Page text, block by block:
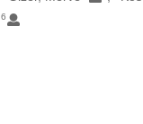
6